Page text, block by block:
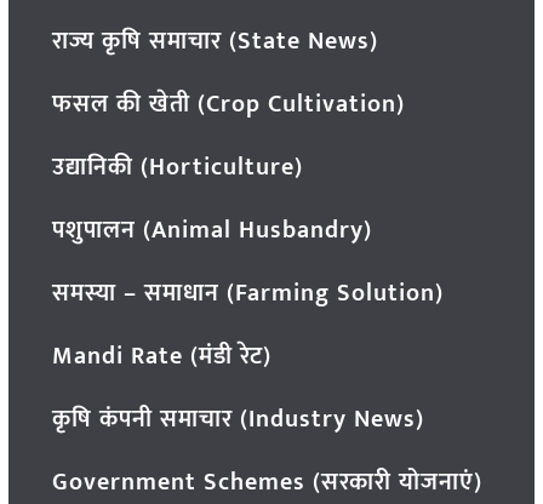
राज्य कृषि समाचार (State News)
फसल की खेती (Crop Cultivation)
उद्यानिकी (Horticulture)
पशुपालन (Animal Husbandry)
समस्या – समाधान (Farming Solution)
Mandi Rate (मंडी रेट)
कृषि कंपनी समाचार (Industry News)
Government Schemes (सरकारी योजनाएं)